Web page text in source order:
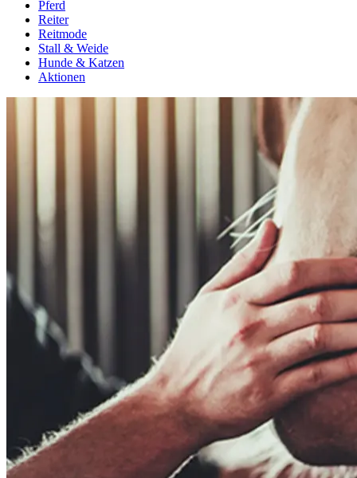
Pferd
Reiter
Reitmode
Stall & Weide
Hunde & Katzen
Aktionen